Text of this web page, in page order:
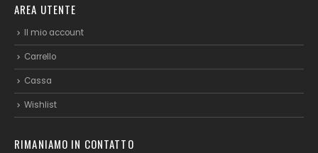
AREA UTENTE
Il mio account
Carrello
Cassa
Wishlist
RIMANIAMO IN CONTATTO